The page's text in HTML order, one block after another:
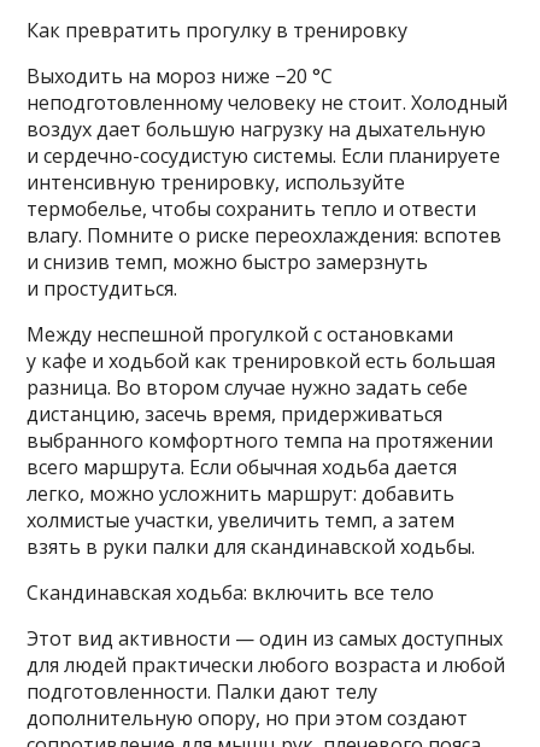
Как превратить прогулку в тренировку
Выходить на мороз ниже −20 °C
неподготовленному человеку не стоит. Холодный
воздух дает большую нагрузку на дыхательную
и сердечно-сосудистую системы. Если планируете
интенсивную тренировку, используйте
термобелье, чтобы сохранить тепло и отвести
влагу. Помните о риске переохлаждения: вспотев
и снизив темп, можно быстро замерзнуть
и простудиться.
Между неспешной прогулкой с остановками
у кафе и ходьбой как тренировкой есть большая
разница. Во втором случае нужно задать себе
дистанцию, засечь время, придерживаться
выбранного комфортного темпа на протяжении
всего маршрута. Если обычная ходьба дается
легко, можно усложнить маршрут: добавить
холмистые участки, увеличить темп, а затем
взять в руки палки для скандинавской ходьбы.
Скандинавская ходьба: включить все тело
Этот вид активности — один из самых доступных
для людей практически любого возраста и любой
подготовленности. Палки дают телу
дополнительную опору, но при этом создают